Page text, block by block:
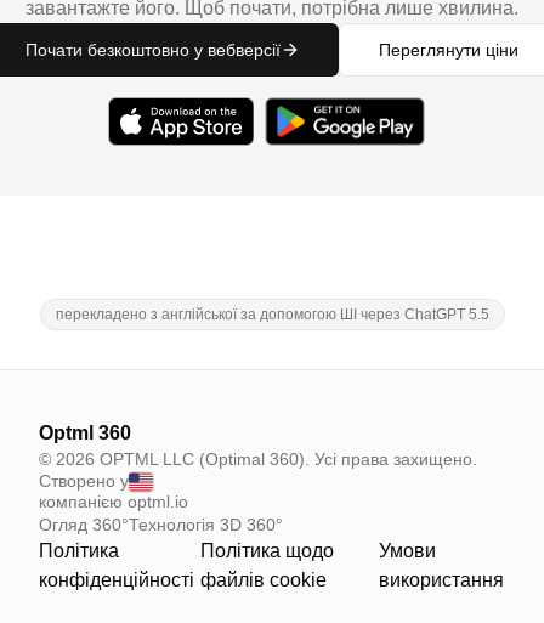
завантажте його. Щоб почати, потрібна лише хвилина.
Почати безкоштовно у вебверсії Переглянути ціни
перекладено з англійської за допомогою ШІ через ChatGPT 5.5
Optml 360
© 2026 OPTML LLC (Optimal 360). Усі права захищено.
Створено у
компанією optml.io
Огляд 360°Технологія 3D 360°
Політика
конфіденційності
Політика щодо
файлів cookie
Умови
використання